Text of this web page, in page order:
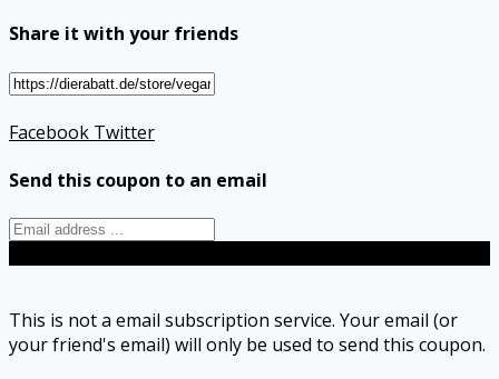
Share it with your friends
Facebook Twitter
Send this coupon to an email
This is not a email subscription service. Your email (or
your friend's email) will only be used to send this coupon.